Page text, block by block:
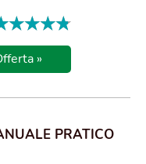
»
PRATICO